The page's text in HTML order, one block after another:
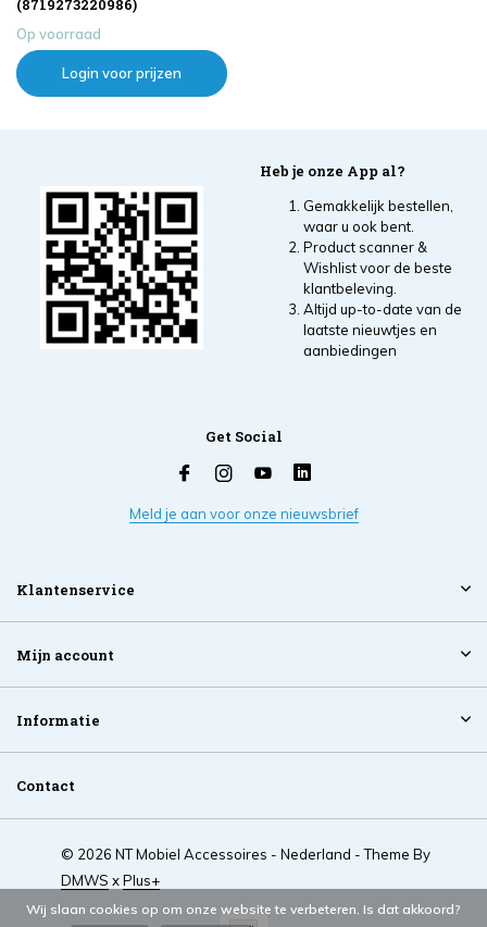
Op voorraad
Login voor prijzen
Heb je onze App al?
Gemakkelijk bestellen,
waar u ook bent.
Product scanner &
Wishlist voor de beste
klantbeleving.
Altijd up-to-date van de
laatste nieuwtjes en
aanbiedingen
Get Social
Meld je aan voor onze nieuwsbrief
Klantenservice
Mijn account
Informatie
Contact
© 2026 NT Mobiel Accessoires - Nederland - Theme By
DMWS xPlus+
Wij slaan cookies op om onze website te verbeteren. Is dat akkoord?